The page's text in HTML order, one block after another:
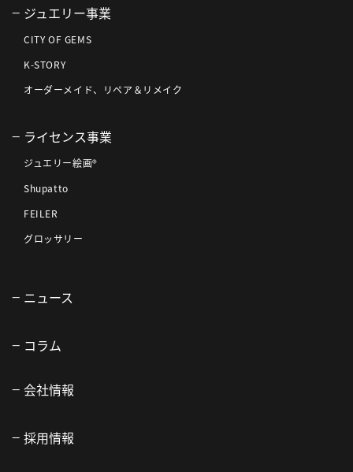
ジュエリー事業
CITY OF GEMS
K-STORY
オーダーメイド、リペア＆リメイク
ライセンス事業
ジュエリー絵画®
Shupatto
FEILER
グロッサリー
ニュース
コラム
会社情報
採用情報